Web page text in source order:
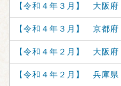
【令和４年３月】 大阪
【令和４年３月】 京都
【令和４年２月】 大阪
【令和４年２月】 兵庫